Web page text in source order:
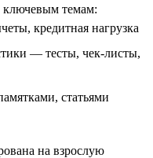
ключевым темам:
кредитная нагрузка
— тесты, чек-листы,
статьями
на взрослую